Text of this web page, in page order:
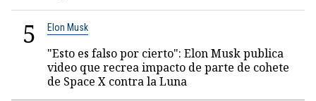
5 Elon Musk
"Esto es falso por cierto": Elon Musk publica
video que recrea impacto de parte de cohete
de Space X contra la Luna